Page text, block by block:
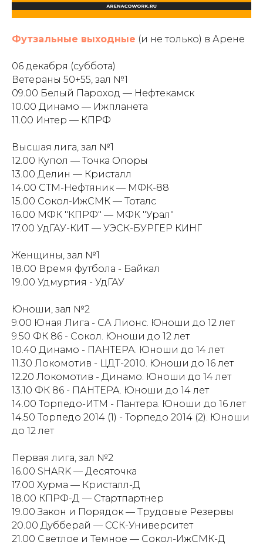
Футзальные выходные (и не только) в Арене
06 декабря (суббота)
Ветераны 50+55, зал №1
09.00 Белый Пароход — Нефтекамск
10.00 Динамо — Ижпланета
11.00 Интер — КПРФ
Высшая лига, зал №1
12.00 Купол — Точка Опоры
13.00 Делин — Кристалл
14.00 СТМ-Нефтяник — МФК-88
15.00 Сокол-ИжСМК — Тоталс
16.00 МФК "КПРФ" — МФК "Урал"
17.00 УдГАУ-КИТ — УЭСК-БУРГЕР КИНГ
Женщины, зал №1
18.00 Время футбола - Байкал
19.00 Удмуртия - УдГАУ
Юноши, зал №2
9.00 Юная Лига - СА Лионс. Юноши до 12 лет
9.50 ФК 86 - Сокол. Юноши до 12 лет
10.40 Динамо - ПАНТЕРА. Юноши до 14 лет
11.30 Локомотив - ЦДТ-2010. Юноши до 16 лет
12.20 Локомотив - Динамо. Юноши до 14 лет
13.10 ФК 86 - ПАНТЕРА. Юноши до 14 лет
14.00 Торпедо-ИТМ - Пантера. Юноши до 16 лет
14.50 Торпедо 2014 (1) - Торпедо 2014 (2). Юноши
до 12 лет
Первая лига, зал №2
16.00 SHARK — Десяточка
17.00 Хурма — Кристалл-Д
18.00 КПРФ-Д — Стартпартнер
19.00 Закон и Порядок — Трудовые Резервы
20.00 Дубберай — ССК-Университет
21.00 Светлое и Темное — Сокол-ИжСМК-Д